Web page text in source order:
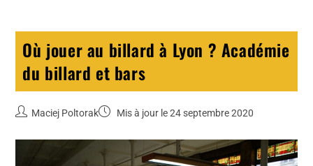
Où jouer au billard à Lyon ? Académie
du billard et bars
Maciej Poltorak Mis à jour le 24 septembre 2020